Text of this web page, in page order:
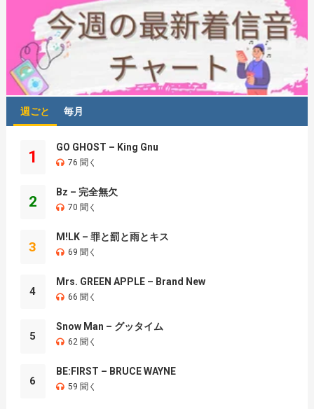
週ごと 毎月
1
GO GHOST – King Gnu
76 聞く
2
Bz – 完全無欠
70 聞く
3
M!LK – 罪と罰と雨とキス
69 聞く
4
Mrs. GREEN APPLE – Brand New
66 聞く
5
Snow Man – グッタイム
62 聞く
6
BE:FIRST – BRUCE WAYNE
59 聞く